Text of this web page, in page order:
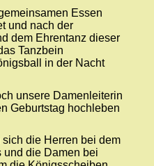
Essen
und nach der
dem Ehrentanz dieser
Tanzbein
in der Nacht
unsere Damenleiterin
Geburtstag hochleben
die Herren bei dem
und die Damen bei